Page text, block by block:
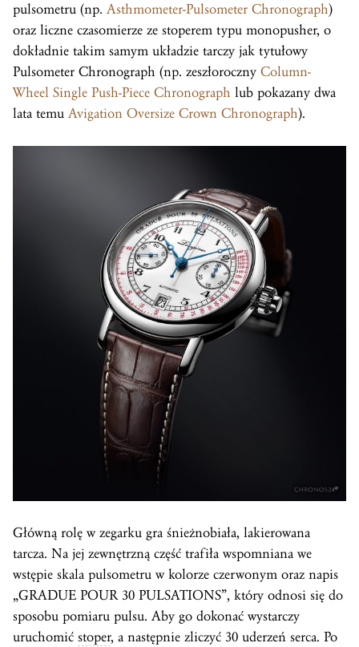
pulsometru (np. Asthmometer-Pulsometer Chronograph)
oraz liczne czasomierze ze stoperem typu monopusher, o
dokładnie takim samym układzie tarczy jak tytułowy
Pulsometer Chronograph (np. zeszłoroczny Column-
Wheel Single Push-Piece Chronograph lub pokazany dwa
lata temu Avigation Oversize Crown Chronograph).
Główną rolę w zegarku gra śnieżnobiała, lakierowana
tarcza. Na jej zewnętrzną część trafiła wspomniana we
wstępie skala pulsometru w kolorze czerwonym oraz napis
„GRADUE POUR 30 PULSATIONS”, który odnosi się do
sposobu pomiaru pulsu. Aby go dokonać wystarczy
uruchomić stoper, a następnie zliczyć 30 uderzeń serca. Po